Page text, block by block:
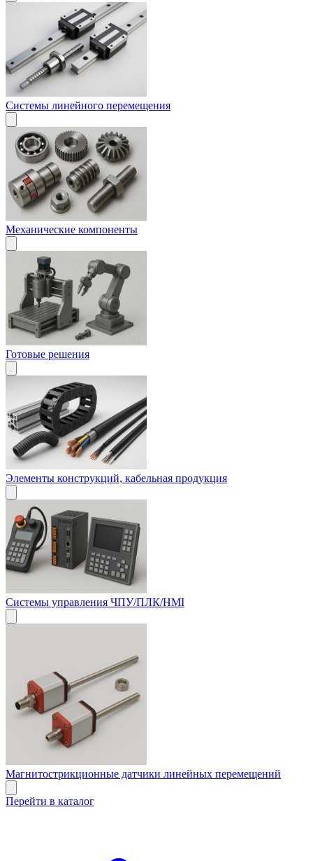
Системы линейного перемещения
Механические компоненты
Готовые решения
Элементы конструкций, кабельная продукция
Системы управления ЧПУ/ПЛК/HMI
Магнитострикционные датчики линейных перемещений
Перейти в каталог